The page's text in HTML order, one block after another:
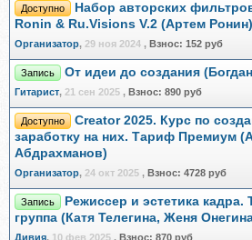
Доступно
Набор авторских
Ronin & Ru.Visions V.2 (Артем Ронин)
Организатор, 29 ноя 2024 , Взнос: 152 руб
Запись От идеи до создания
Гитарист, 21 сен 2025 , Взнос: 890 руб
Доступно
Creator 2025. Курс по
заработку на них. Тариф Премиум
Абдрахманов)
Организатор, 24 окт 2025 , Взнос: 4728 руб
Запись
Режиссер и эстетика
группа (Катя Телегина, Женя
Дивия, 10 фев 2025 , Взнос: 870 руб